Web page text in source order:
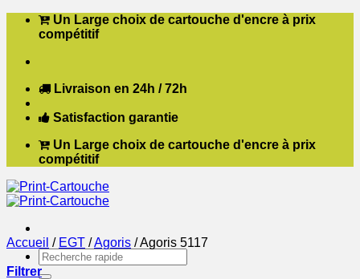
Passer Un Large choix de cartouche d'encre à prix
compétitif
Livraison en 24h / 72h
Satisfaction garantie
Un Large choix de cartouche d'encre à prix
compétitif
Recherche
pour :
Accueil / EGT /Agoris /Agoris 5117
Filtrer